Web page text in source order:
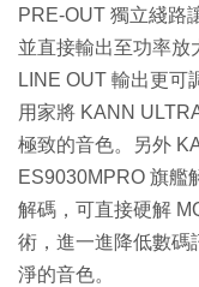
PRE-OUT 獨立綫路
並直接輸出至功率放
LINE OUT 輸出更可
用家將 KANN
極致的音色。
另外
ES9030MPRO 旗艦
解碼，可直接硬解
術，進一進降低數碼
淨的音色。